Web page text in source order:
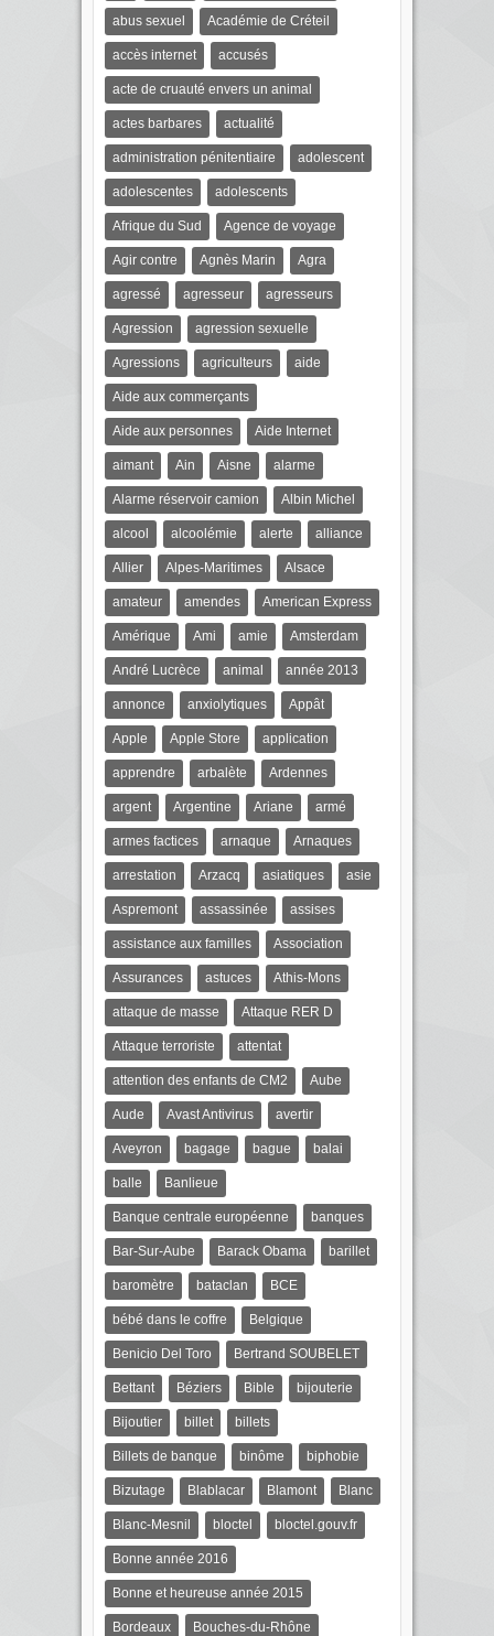
abus sexuel Académie de Créteil
accès internet accusés
acte de cruauté envers un animal
actes barbares actualité
administration pénitentiaire adolescent
adolescentes adolescents
Afrique du Sud Agence de voyage
Agir contre Agnès Marin Agra
agressé agresseur agresseurs
Agression agression sexuelle
Agressions agriculteurs aide
Aide aux commerçants
Aide aux personnes Aide Internet
aimant Ain Aisne alarme
Alarme réservoir camion Albin Michel
alcool alcoolémie alerte alliance
Allier Alpes-Maritimes Alsace
amateur amendes American Express
Amérique Ami amie Amsterdam
André Lucrèce animal année 2013
annonce anxiolytiques Appât
Apple Apple Store application
apprendre arbalète Ardennes
argent Argentine Ariane armé
armes factices arnaque Arnaques
arrestation Arzacq asiatiques asie
Aspremont assassinée assises
assistance aux familles Association
Assurances astuces Athis-Mons
attaque de masse Attaque RER D
Attaque terroriste attentat
attention des enfants de CM2 Aube
Aude Avast Antivirus avertir
Aveyron bagage bague balai
balle Banlieue
Banque centrale européenne banques
Bar-Sur-Aube Barack Obama barillet
baromètre bataclan BCE
bébé dans le coffre Belgique
Benicio Del Toro Bertrand SOUBELET
Bettant Béziers Bible bijouterie
Bijoutier billet billets
Billets de banque binôme biphobie
Bizutage Blablacar Blamont Blanc
Blanc-Mesnil bloctel bloctel.gouv.fr
Bonne année 2016
Bonne et heureuse année 2015
Bordeaux Bouches-du-Rhône